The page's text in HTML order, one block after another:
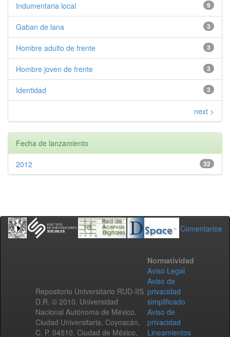
9
Indumentaria local
3
Gaban de lana
3
Hombre adulto de frente
3
Hombre joven de frente
3
Identidad
next >
Fecha de lanzamiento
32
2012
Comentarios
Repositorio Universitario RUD-IIS
D.R. © 2010. Universidad
Nacional Autónoma de México.
Ciudad Universitaria, Coyoacán,
C. P. 04510, Ciudad de México,
Normatividad
Aviso Legal
Aviso de
privacidad
simplificado
Aviso de
privacidad
Lineamientos